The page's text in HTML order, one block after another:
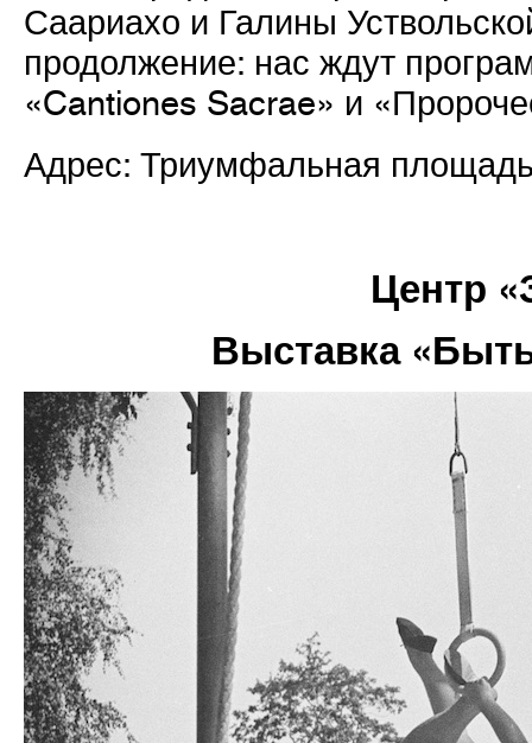
Саариахо и Галины
продолжение: нас ждут
«Cantiones Sacrae» и
Адрес: Триумфальная
Центр
Выставка